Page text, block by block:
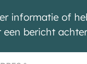
informatie of
een bericht